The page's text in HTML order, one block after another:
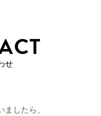
せ
ましたら、